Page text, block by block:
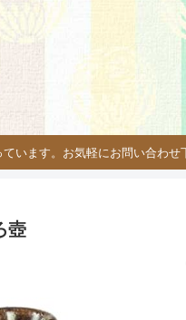
います。お気軽にお問い合わせ
壺